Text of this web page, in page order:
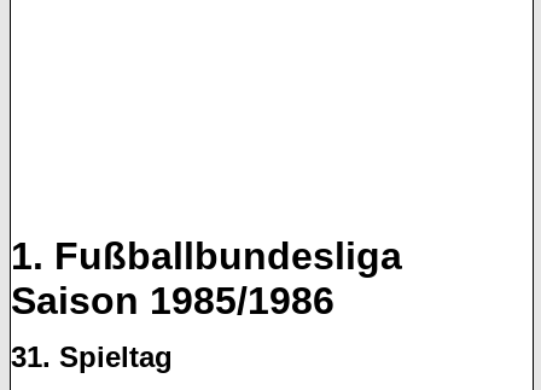
1. Fußballbundesliga
Saison 1985/1986
31. Spieltag